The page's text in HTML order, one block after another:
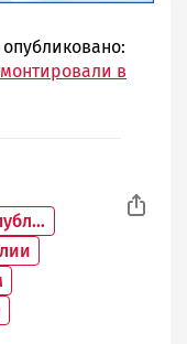
в
АО «Корпорация развития Республики Карелия»